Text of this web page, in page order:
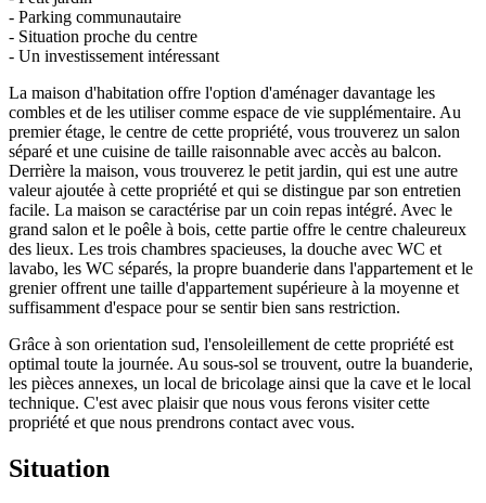
- Parking communautaire
- Situation proche du centre
- Un investissement intéressant
La maison d'habitation offre l'option d'aménager davantage les
combles et de les utiliser comme espace de vie supplémentaire. Au
premier étage, le centre de cette propriété, vous trouverez un salon
séparé et une cuisine de taille raisonnable avec accès au balcon.
Derrière la maison, vous trouverez le petit jardin, qui est une autre
valeur ajoutée à cette propriété et qui se distingue par son entretien
facile. La maison se caractérise par un coin repas intégré. Avec le
grand salon et le poêle à bois, cette partie offre le centre chaleureux
des lieux. Les trois chambres spacieuses, la douche avec WC et
lavabo, les WC séparés, la propre buanderie dans l'appartement et le
grenier offrent une taille d'appartement supérieure à la moyenne et
suffisamment d'espace pour se sentir bien sans restriction.
Grâce à son orientation sud, l'ensoleillement de cette propriété est
optimal toute la journée. Au sous-sol se trouvent, outre la buanderie,
les pièces annexes, un local de bricolage ainsi que la cave et le local
technique. C'est avec plaisir que nous vous ferons visiter cette
propriété et que nous prendrons contact avec vous.
Situation